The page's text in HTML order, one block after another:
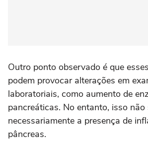
Outro ponto observado é que
podem provocar alterações em
laboratoriais, como aumento de
pancreáticas. No entanto, isso
necessariamente a presença de
pâncreas.